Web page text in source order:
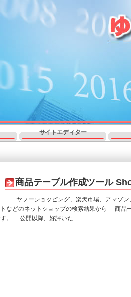
サイトエディター
商品テーブル作成ツール
ヤフーショッピング、楽天市場、アマゾ
トなどのネットショップの検索結果から 商品
す。 公開以降、好評いた…